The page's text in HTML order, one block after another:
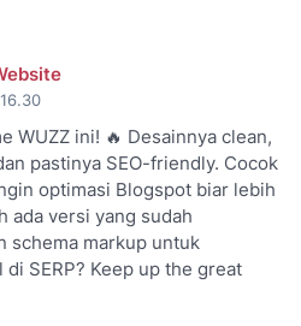
WUZZ ini! 🔥 Desainnya clean,
pastinya SEO-friendly. Cocok
optimasi Blogspot biar lebih
ada versi yang sudah
schema markup untuk
SERP? Keep up the great